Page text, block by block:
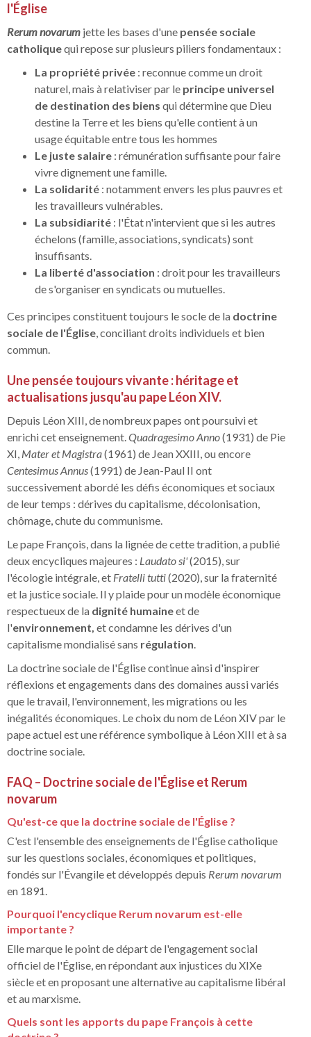
l'Église
Rerum novarum jette les bases d'une pensée sociale
catholiquequi repose sur plusieurs piliers fondamentaux :
La propriété privée : reconnue comme un droit
naturel, mais à relativiser par le principe universel
de destination des biens qui détermine que Dieu
destine la Terre et les biens qu'elle contient à un
usage équitable entre tous les hommes
Le juste salaire : rémunération suffisante pour faire
vivre dignement une famille.
La solidarité : notamment envers les plus pauvres et
les travailleurs vulnérables.
La subsidiarité : l'État n'intervient que si les autres
échelons (famille, associations, syndicats) sont
insuffisants.
La liberté d'association : droit pour les travailleurs
de s'organiser en syndicats ou mutuelles.
Ces principes constituent toujours le socle de la doctrine
sociale de l'Église, conciliant droits individuels et bien
commun.
Une pensée toujours vivante : héritage et
actualisations jusqu'au pape Léon XIV.
Depuis Léon XIII, de nombreux papes ont poursuivi et
enrichi cet enseignement.Quadragesimo Anno(1931) de Pie
XI, Mater et Magistra(1961) de Jean XXIII, ou encore
Centesimus Annus(1991) de Jean-Paul II ont
successivement abordé les défis économiques et sociaux
de leur temps : dérives du capitalisme, décolonisation,
chômage, chute du communisme.
Le pape François, dans la lignée de cette tradition, a publié
deux encycliques majeures : Laudato si'(2015), sur
l'écologie intégrale, et Fratelli tutti(2020), sur la fraternité
et la justice sociale. Il y plaide pour un modèle économique
respectueux de la dignité humaineetde
l'environnement, et condamne les dérives d'un
capitalisme mondialisé sans régulation.
La doctrine sociale de l'Église continue ainsi d'inspirer
réflexions et engagements dans des domaines aussi variés
que le travail, l'environnement, les migrations ou les
inégalités économiques. Le choix du nom de Léon XIV par le
pape actuel est une référence symbolique à Léon XIII et à sa
doctrine sociale.
FAQ – Doctrine sociale de l'Église et Rerum
novarum
Qu'est-ce que la doctrine sociale de l'Église ?
C'est l'ensemble des enseignements de l'Église catholique
sur les questions sociales, économiques et politiques,
fondés sur l'Évangile et développés depuis Rerum novarum
en 1891.
Pourquoi l'encyclique Rerum novarum est-elle
importante ?
Elle marque le point de départ de l'engagement social
officiel de l'Église, en répondant aux injustices du XIXe
siècle et en proposant une alternative au capitalisme libéral
et au marxisme.
Quels sont les apports du pape François à cette